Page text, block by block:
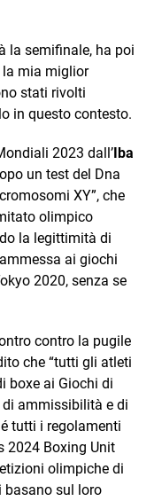
la semifinale, ha poi
la mia miglior
stati rivolti
in questo contesto.
2023 dall’Iba
un test del Dna
XY”, che
olimpico
la legittimità di
ai giochi
2020, senza se
contro la pugile
che “tutti gli atleti
boxe ai Giochi di
ammissibilità e di
tutti i regolamenti
2024 Boxing Unit
olimpiche di
basano sul loro